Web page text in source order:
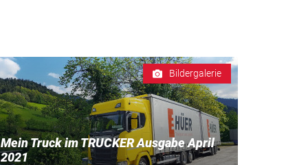
Bildergalerie
Mein Truck im TRUCKER Ausgabe April
2021